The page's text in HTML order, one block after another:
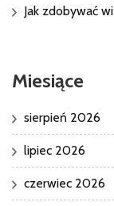
Jak zdobywać
Miesiące
sierpień 2026
lipiec 2026
czerwiec 2026